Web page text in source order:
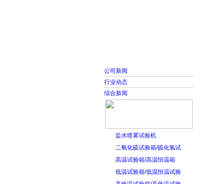
公司新闻
行业动态
综合新闻
盐水喷雾试验机
二氧化硫试验箱/硫化氢试
高温试验箱/高温恒温箱
低温试验箱/低温恒温试验